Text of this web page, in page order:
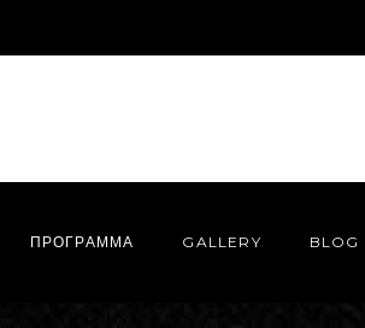
ΠΡΌΓΡΑΜΜΑ GALLERY BLOG